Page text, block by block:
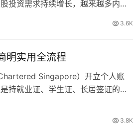
投资需求持续增长，越来越多内地
自…
3.6K
明实用全流程
Singapore）开立个人账
持就业证、学生证、长居签证的外
3.8K